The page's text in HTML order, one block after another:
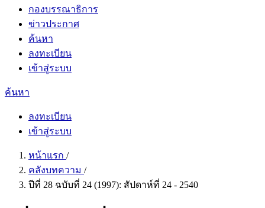
กองบรรณาธิการ
ข่าวประกาศ
ค้นหา
ลงทะเบียน
เข้าสู่ระบบ
ค้นหา
ลงทะเบียน
เข้าสู่ระบบ
หน้าแรก /
คลังบทความ /
ปีที่ 28 ฉบับที่ 24 (1997): สัปดาห์ที่ 24 - 2540